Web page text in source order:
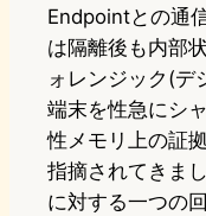
Endpointとの通
は隔離後も内部
ォレンジック(デ
端末を性急にシ
性メモリ上の証
指摘されてきま
に対する一つの